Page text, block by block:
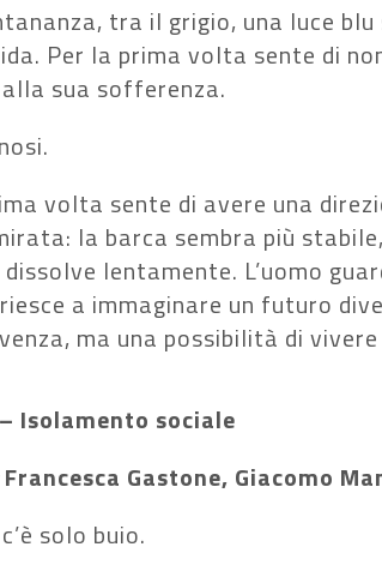
tra il grigio, una luce
Per la prima volta sente di
sua sofferenza.
volta sente di avere una
la barca sembra più
dissolve lentamente. L’uomo
a immaginare un futuro
ma una possibilità di
– Isolamento sociale
Francesca Gastone, Giacomo
solo buio.